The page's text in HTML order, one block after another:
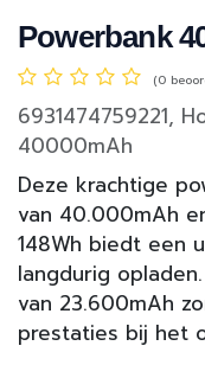
Powerbank
(0
6931474759221,
40000mAh
Deze krachtige
van 40.000mAh
148Wh biedt een
langdurig
van 23.600mAh
prestaties bij het